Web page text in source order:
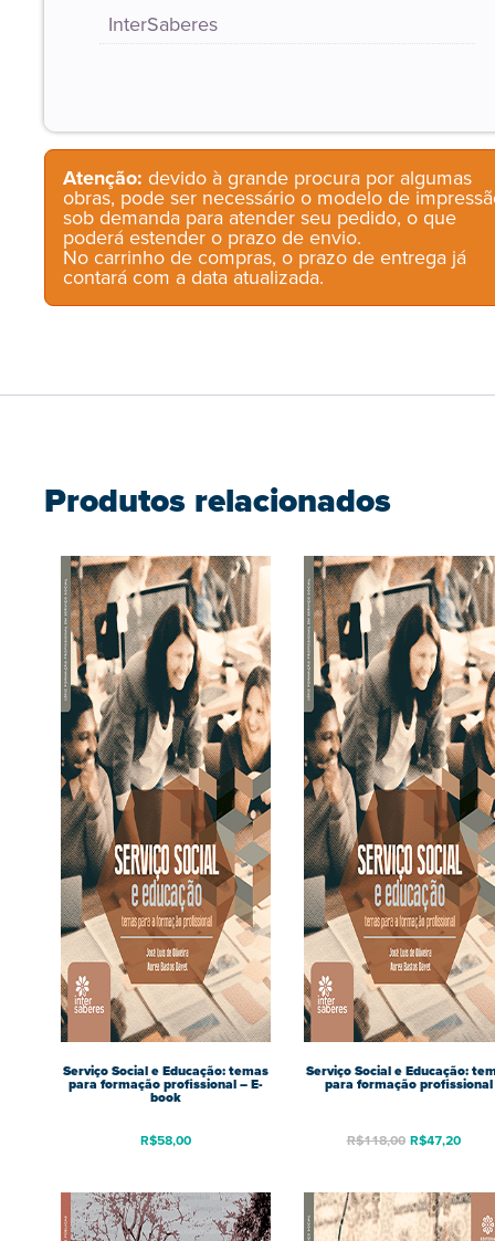
InterSaberes
Atenção: devido à grande procura por algumas
obras, pode ser necessário o modelo de
sob demanda para atender seu pedido, o que
poderá estender o prazo de envio.
No carrinho de compras, o prazo de entrega já
contará com a data atualizada.
Produtos relacionados
Serviço Social e Educação: temas
para formação profissional – E-
book
R$58,00
Serviço Social e Educação:
para formação profissional
R$118,00 R$47,20